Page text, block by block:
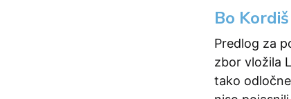
Bo
Predlog za
zbor vložila
tako